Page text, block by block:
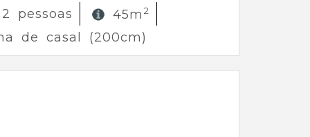
pessoas 45m 2
de casal (200cm)